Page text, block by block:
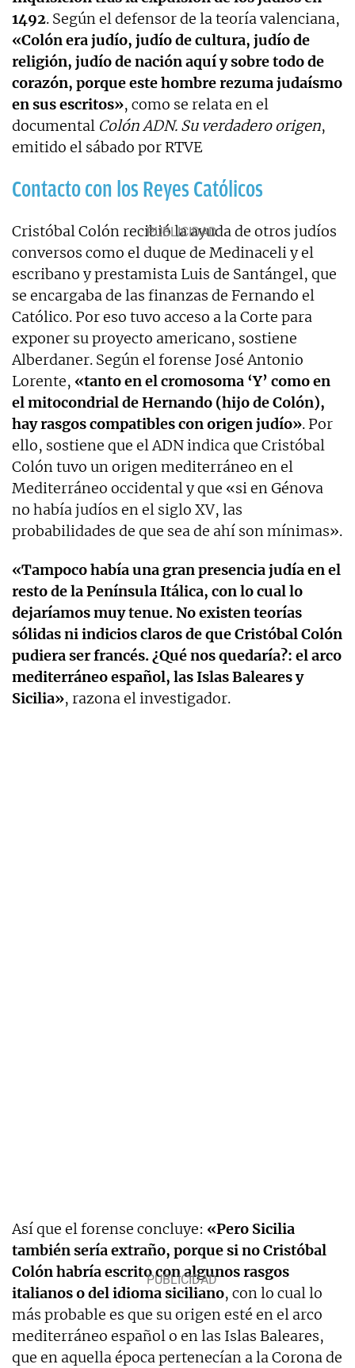
1492. Según el defensor de la teoría valenciana,
«Colón era judío, judío de cultura, judío de
religión, judío de nación aquí y sobre todo de
corazón, porque este hombre rezuma judaísmo
en sus escritos», como se relata en el
documental Colón ADN. Su verdadero origen,
emitido el sábado por RTVE
Contacto con los Reyes Católicos
Cristóbal Colón recibió la ayuda de otros judíos
conversos como el duque de Medinaceli y el
escribano y prestamista Luis de Santángel, que
se encargaba de las finanzas de Fernando el
Católico. Por eso tuvo acceso a la Corte para
exponer su proyecto americano, sostiene
Alberdaner. Según el forense José Antonio
Lorente, «tanto en el cromosoma ‘Y’ como en
el mitocondrial de Hernando (hijo de Colón),
hay rasgos compatibles con origen judío». Por
ello, sostiene que el ADN indica que Cristóbal
Colón tuvo un origen mediterráneo en el
Mediterráneo occidental y que «si en Génova
no había judíos en el siglo XV, las
probabilidades de que sea de ahí son mínimas».
«Tampoco había una gran presencia judía en el
resto de la Península Itálica, con lo cual lo
dejaríamos muy tenue. No existen teorías
sólidas ni indicios claros de que Cristóbal Colón
pudiera ser francés. ¿Qué nos quedaría?: el arco
mediterráneo español, las Islas Baleares y
Sicilia», razona el investigador.
Así que el forense concluye: «Pero Sicilia
también sería extraño, porque si no Cristóbal
Colón habría escrito con algunos rasgos
italianos o del idioma siciliano, con lo cual lo
más probable es que su origen esté en el arco
mediterráneo español o en las Islas Baleares,
que en aquella época pertenecían a la Corona de